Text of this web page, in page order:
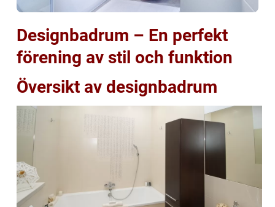
Designbadrum – En perfekt
förening av stil och funktion
Översikt av designbadrum